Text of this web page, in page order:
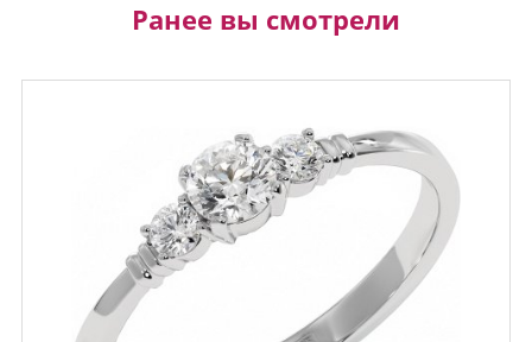
Ранее вы смотрели